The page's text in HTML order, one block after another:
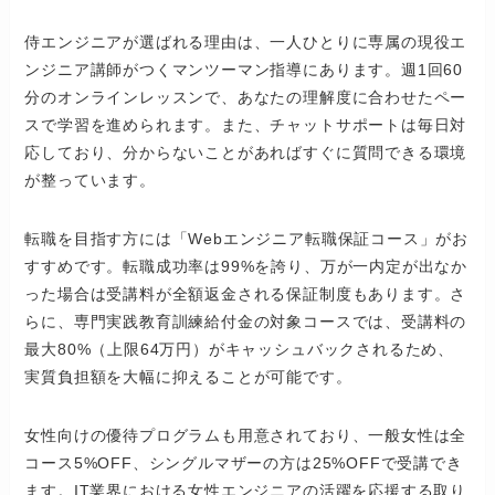
侍エンジニアが選ばれる理由は、一人ひとりに専属の現役エ
ンジニア講師がつくマンツーマン指導にあります。週1回60
分のオンラインレッスンで、あなたの理解度に合わせたペー
スで学習を進められます。また、チャットサポートは毎日対
応しており、分からないことがあればすぐに質問できる環境
が整っています。
転職を目指す方には「Webエンジニア転職保証コース」がお
すすめです。転職成功率は99%を誇り、万が一内定が出なか
った場合は受講料が全額返金される保証制度もあります。さ
らに、専門実践教育訓練給付金の対象コースでは、受講料の
最大80%（上限64万円）がキャッシュバックされるため、
実質負担額を大幅に抑えることが可能です。
女性向けの優待プログラムも用意されており、一般女性は全
コース5%OFF、シングルマザーの方は25%OFFで受講でき
ます。IT業界における女性エンジニアの活躍を応援する取り